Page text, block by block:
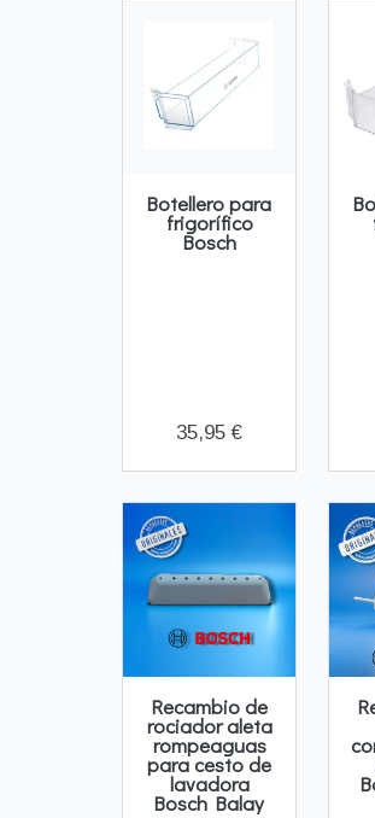
Botellero para
frigorífico
Bosch
35,95 €
Recambio de
rociador aleta
rompeaguas
para cesto de
lavadora
Bosch Balay